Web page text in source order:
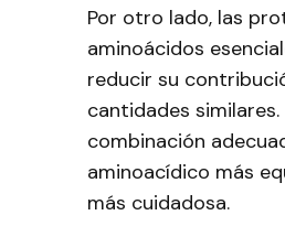
Por otro lado, las
aminoácidos
reducir su
cantidades
combinación
aminoacídico más
más cuidadosa.